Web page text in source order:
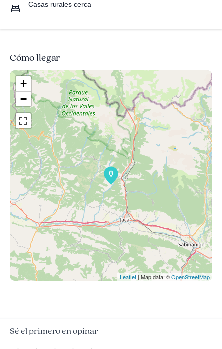
Casas rurales cerca
Cómo llegar
+
−
Leaflet | Map data: ©OpenStreetMap
Sé el primero en opinar